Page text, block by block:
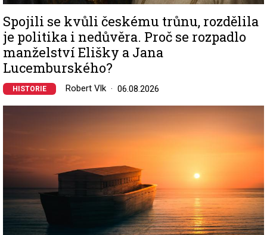
Spojili se kvůli českému trůnu, rozdělila
je politika i nedůvěra. Proč se rozpadlo
manželství Elišky a Jana
Lucemburského?
HISTORIE Robert Vlk 06.08.2026